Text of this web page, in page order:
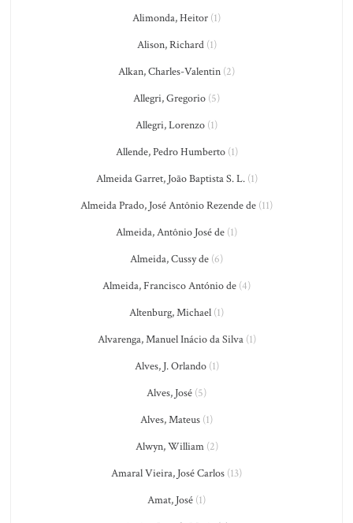
Alimonda, Heitor (1)
Alison, Richard(1)
Alkan, Charles-Valentin (2)
Allegri, Gregorio (5)
Allegri, Lorenzo (1)
Allende, Pedro Humberto(1)
Almeida Garret, João Baptista S. L.(1)
Almeida Prado, José Antônio Rezende de (11)
Almeida, Antônio José de (1)
Almeida, Cussy de (6)
Almeida, Francisco António de (4)
Altenburg, Michael (1)
Alvarenga, Manuel Inácio da Silva(1)
Alves, J. Orlando(1)
Alves, José (5)
Alves, Mateus (1)
Alwyn, William(2)
Amaral Vieira, José Carlos (13)
Amat, José (1)